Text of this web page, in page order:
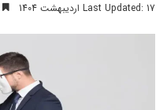
Last Updated: 17 اردیبهشت 1404